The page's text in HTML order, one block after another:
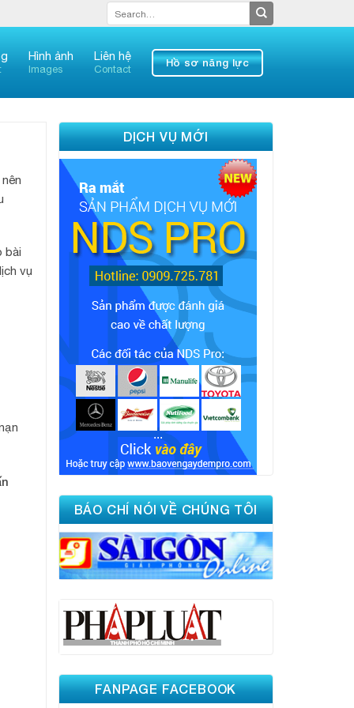
Hình ảnh
Images
Liên hệ
Contact
Hồ sơ năng lực
bài
vụ
DỊCH VỤ MỚI
BÁO CHÍ NÓI VỀ CHÚNG TÔI
FANPAGE FACEBOOK